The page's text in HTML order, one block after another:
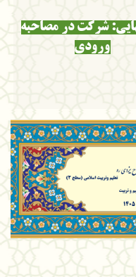
شرکت در مصاحبه
ورودی